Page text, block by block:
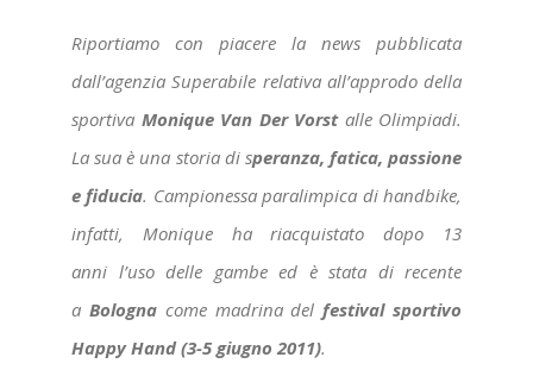
Riportiamo con piacere la news pubblicata
dall’agenzia Superabile relativa all’approdo della
sportiva Monique Van Der Vorstalle Olimpiadi.
La sua è una storia di speranza, fatica, passione
e fiducia. Campionessa paralimpica di handbike,
infatti, Monique ha riacquistato dopo 13
anni l’uso delle gambe ed è stata di recente
a Bolognacome madrina delfestival sportivo
Happy Hand (3-5 giugno 2011).